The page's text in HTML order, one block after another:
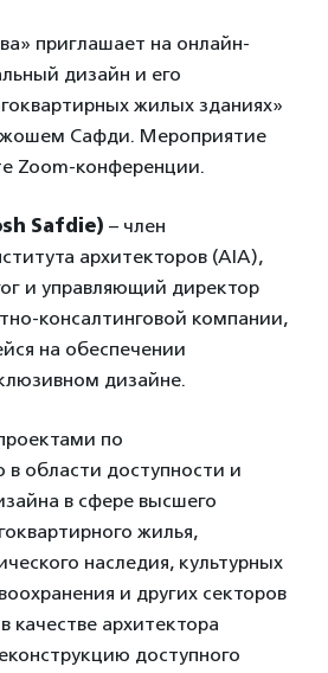
приглашает на онлайн-
дизайн и его
жилых зданиях»
Сафди. Мероприятие
Zoom-конференции.
Safdie) – член
архитекторов (AIA),
и управляющий директор
консалтинговой компании,
на обеспечении
дизайне.
по
в области доступности и
в сфере высшего
жилья,
наследия, культурных
и других секторов
качестве архитектора
доступного